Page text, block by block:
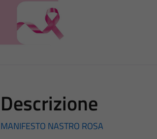
Descrizione
MANIFESTO NASTRO ROSA